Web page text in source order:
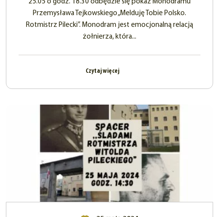
25.05 o godz. 18.30 odbędzie się pokaz Monodramu
Przemysława Tejkowskiego „Melduję Tobie Polsko.
Rotmistrz Pilecki”. Monodram jest emocjonalną relacją
żołnierza, która...
Czytaj więcej